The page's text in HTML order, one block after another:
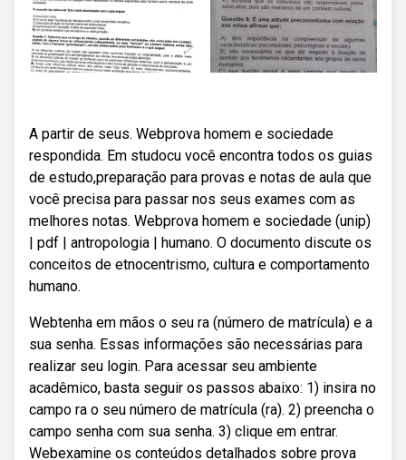
A partir de seus. Webprova homem e sociedade
respondida. Em studocu você encontra todos os guias
de estudo,preparação para provas e notas de aula que
você precisa para passar nos seus exames com as
melhores notas. Webprova homem e sociedade (unip)
| pdf | antropologia | humano. O documento discute os
conceitos de etnocentrismo, cultura e comportamento
humano.
Webtenha em mãos o seu ra (número de matrícula) e a
sua senha. Essas informações são necessárias para
realizar seu login. Para acessar seu ambiente
acadêmico, basta seguir os passos abaixo: 1) insira no
campo ra o seu número de matrícula (ra). 2) preencha o
campo senha com sua senha. 3) clique em entrar.
Webexamine os conteúdos detalhados sobre prova